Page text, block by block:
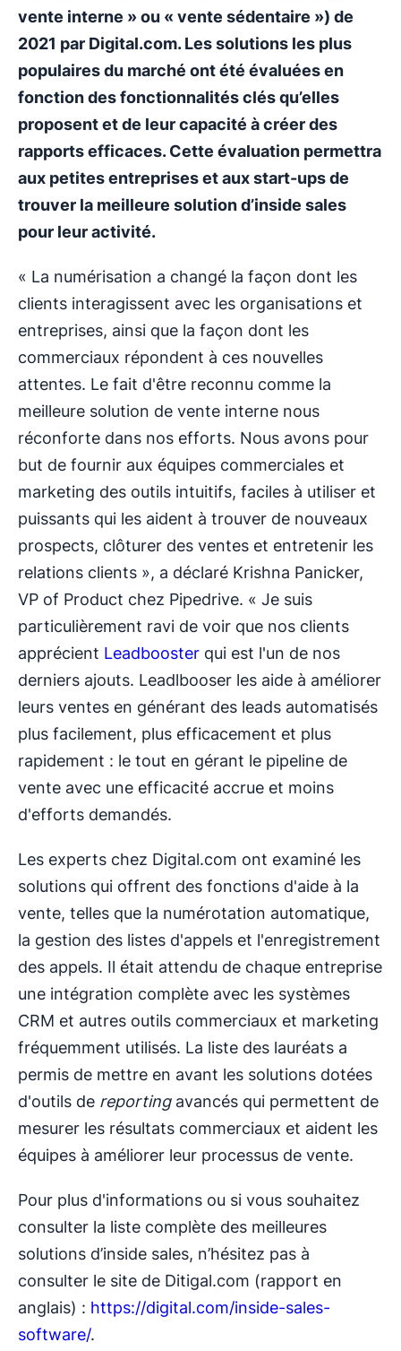
vente interne » ou « vente sédentaire ») de
2021 par Digital.com. Les solutions les plus
populaires du marché ont été évaluées en
fonction des fonctionnalités clés qu’elles
proposent et de leur capacité à créer des
rapports efficaces. Cette évaluation permettra
aux petites entreprises et aux start-ups de
trouver la meilleure solution d’inside sales
pour leur activité.
« La numérisation a changé la façon dont les
clients interagissent avec les organisations et
entreprises, ainsi que la façon dont les
commerciaux répondent à ces nouvelles
attentes. Le fait d'être reconnu comme la
meilleure solution de vente interne nous
réconforte dans nos efforts. Nous avons pour
but de fournir aux équipes commerciales et
marketing des outils intuitifs, faciles à utiliser et
puissants qui les aident à trouver de nouveaux
prospects, clôturer des ventes et entretenir les
relations clients », a déclaré Krishna Panicker,
VP of Product chez Pipedrive. « Je suis
particulièrement ravi de voir que nos clients
apprécient Leadbooster qui est l'un de nos
derniers ajouts. Leadlbooser les aide à améliorer
leurs ventes en générant des leads automatisés
plus facilement, plus efficacement et plus
rapidement : le tout en gérant le pipeline de
vente avec une efficacité accrue et moins
d'efforts demandés.
Les experts chez Digital.com ont examiné les
solutions qui offrent des fonctions d'aide à la
vente, telles que la numérotation automatique,
la gestion des listes d'appels et l'enregistrement
des appels. Il était attendu de chaque entreprise
une intégration complète avec les systèmes
CRM et autres outils commerciaux et marketing
fréquemment utilisés. La liste des lauréats a
permis de mettre en avant les solutions dotées
d'outils de reportingavancés qui permettent de
mesurer les résultats commerciaux et aident les
équipes à améliorer leur processus de vente.
Pour plus d'informations ou si vous souhaitez
consulter la liste complète des meilleures
solutions d’inside sales, n’hésitez pas à
consulter le site de Ditigal.com (rapport en
anglais) : https://digital.com/inside-sales-
software/.